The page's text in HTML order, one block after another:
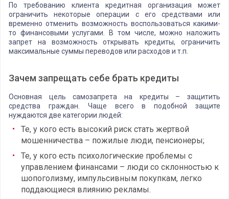
По требованию клиента кредитная организация может
ограничить некоторые операции с его средствами или
временно отменить возможность воспользоваться какими-
то финансовыми услугами. В том числе, можно наложить
запрет на возможность открывать кредиты, ограничить
максимальные суммы переводов или расходов и т.п.
Зачем запрещать себе брать кредиты
Основная цель самозапрета на кредиты – защитить
средства граждан. Чаще всего в подобной защите
нуждаются две категории людей:
Те, у кого есть высокий риск стать жертвой
мошенничества – пожилые люди, пенсионеры;
Те, у кого есть психологические проблемы с
управлением финансами – люди со склонностью к
шопоголизму, импульсивным покупкам, легко
поддающиеся влиянию рекламы.